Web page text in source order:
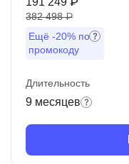
382 498 ₽
Ещё -20% по
промокоду
Длительность
9 месяцев